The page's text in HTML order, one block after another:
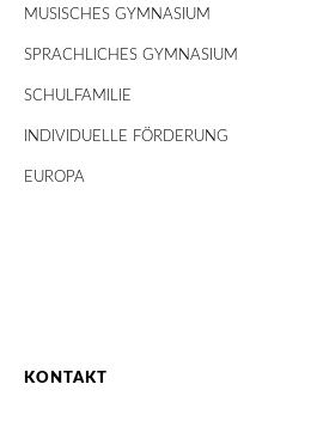
MUSISCHES GYMNASIUM
SPRACHLICHES GYMNASIUM
SCHULFAMILIE
INDIVIDUELLE FÖRDERUNG
EUROPA
KONTAKT